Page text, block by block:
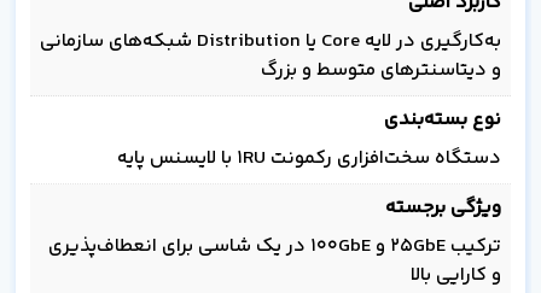
به‌کارگیری در لایه Core یا Distribution شبکه‌های سازمانی
و دیتاسنترهای متوسط و بزرگ
نوع بسته‌بندی
دستگاه سخت‌افزاری رکمونت 1RU با لایسنس پایه
ویژگی برجسته
ترکیب 25GbE و 100GbE در یک شاسی برای انعطاف‌پذیری
و کارایی بالا